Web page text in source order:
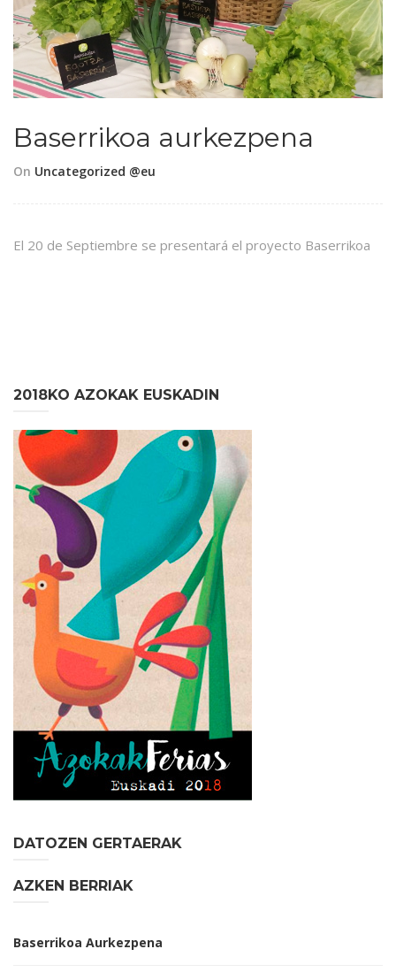
Baserrikoa aurkezpena
On Uncategorized @eu
El 20 de Septiembre se presentará el proyecto Baserrikoa
2018KO AZOKAK EUSKADIN
DATOZEN GERTAERAK
AZKEN BERRIAK
Baserrikoa Aurkezpena